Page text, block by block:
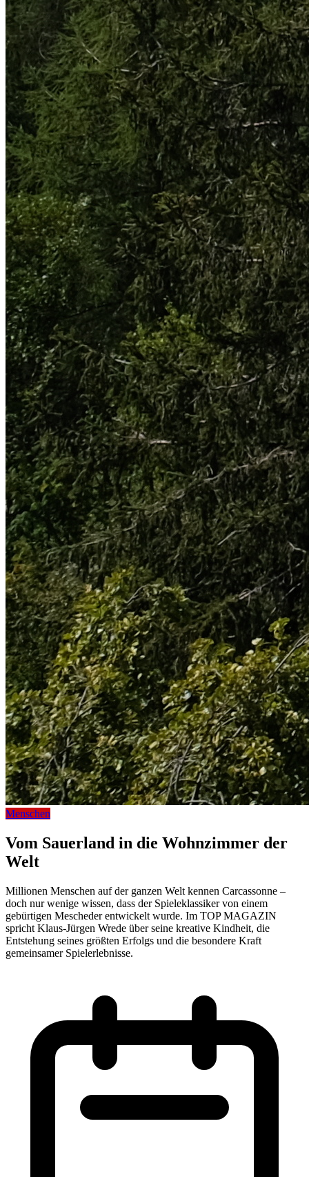
Menschen
Vom Sauerland in die Wohnzimmer der
Welt
Millionen Menschen auf der ganzen Welt kennen Carcassonne –
doch nur wenige wissen, dass der Spieleklassiker von einem
gebürtigen Mescheder entwickelt wurde. Im TOP MAGAZIN
spricht Klaus-Jürgen Wrede über seine kreative Kindheit, die
Entstehung seines größten Erfolgs und die besondere Kraft
gemeinsamer Spielerlebnisse.